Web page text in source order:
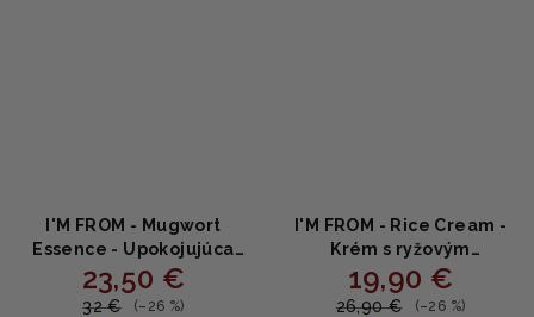
I'M FROM - Mugwort
Essence - Upokojujúca
pleťová esencia z paliny
150ml
23,50 €
32 € (–26 %)
I'M FROM - Rice Cream -
Krém s ryžovým
extraktom 50g
19,90 €
26,90 € (–26 %)